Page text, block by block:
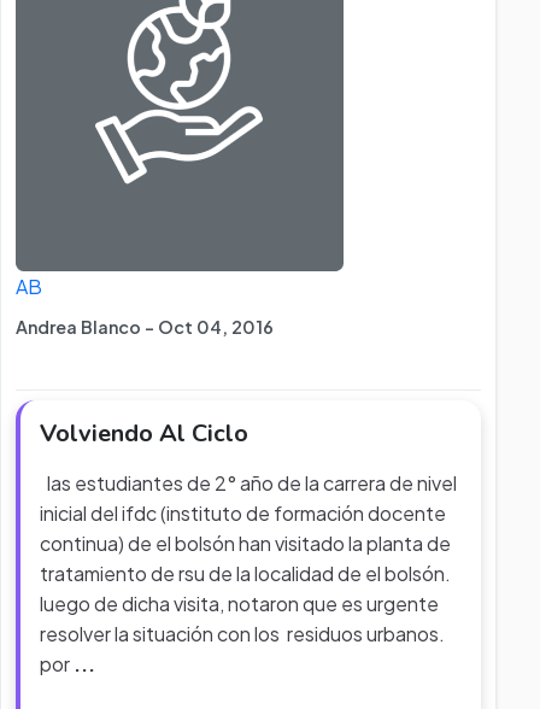
AB
Andrea Blanco - Oct 04, 2016
Volviendo Al Ciclo
las estudiantes de 2° año de la carrera de nivel
inicial del ifdc (instituto de formación docente
continua) de el bolsón han visitado la planta de
tratamiento de rsu de la localidad de el bolsón.
luego de dicha visita, notaron que es urgente
resolver la situación con los residuos urbanos.
por ...